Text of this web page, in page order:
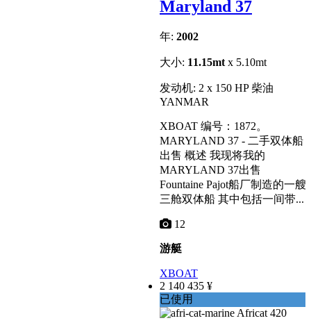
Maryland 37
年: 2002
大小: 11.15mt x 5.10mt
发动机: 2 x 150 HP 柴油
YANMAR
XBOAT 编号：1872。
MARYLAND 37 - 二手双体船
出售 概述 我现将我的
MARYLAND 37出售
Fountaine Pajot船厂制造的一艘
三舱双体船 其中包括一间带...
12
游艇
XBOAT
2 140 435 ¥
已使用